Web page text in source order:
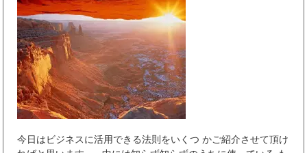
今日はビジネスに活用できる法則をいくつ かご紹介させて頂け